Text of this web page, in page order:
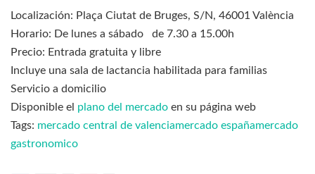
Localización: Plaça Ciutat de Bruges, S/N, 46001 València
Horario: De lunes a sábado de 7.30 a 15.00h
Precio: Entrada gratuita y libre
Incluye una sala de lactancia habilitada para familias
Servicio a domicilio
Disponible el plano del mercado en su página web
Tags: mercado central de valenciamercado españamercado
gastronomico